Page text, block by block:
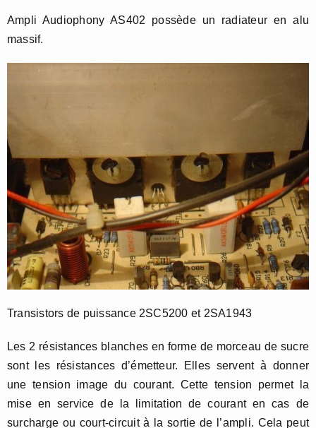
Ampli Audiophony AS402 possède un radiateur en alu
massif.
Transistors de puissance 2SC5200 et 2SA1943
Les 2 résistances blanches en forme de morceau de sucre
sont les résistances d’émetteur. Elles servent à donner
une tension image du courant. Cette tension permet la
mise en service de la limitation de courant en cas de
surcharge ou court-circuit à la sortie de l’ampli. Cela peut